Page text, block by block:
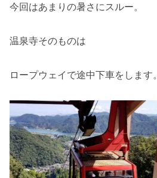
今回はあまりの暑さにスルー。
温泉寺そのものは
ロープウェイで途中下車をします。